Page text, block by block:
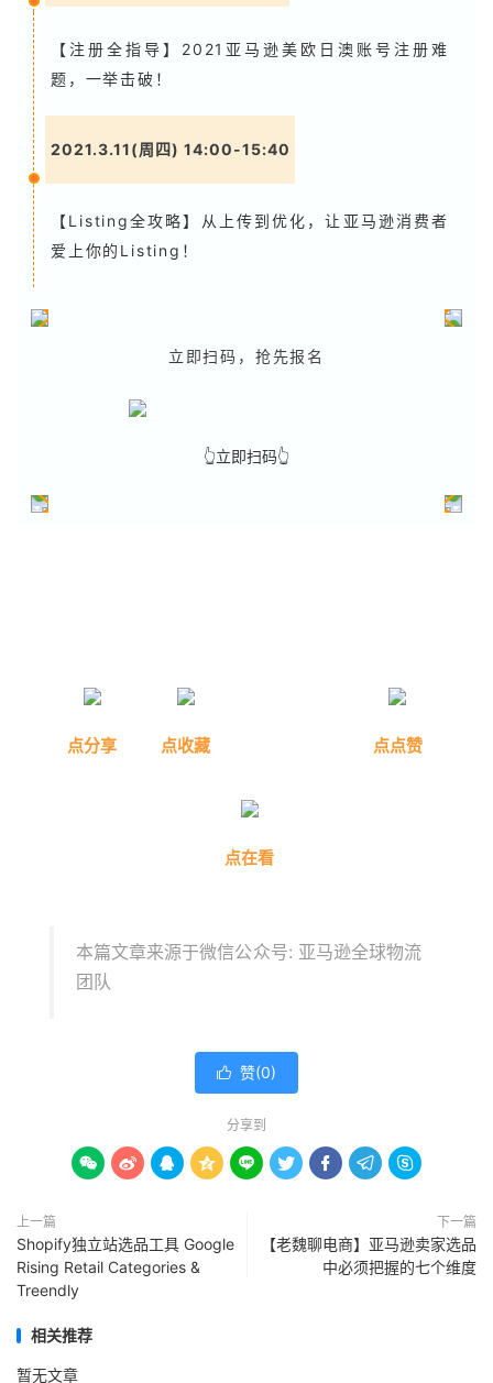
【注册全指导】2021亚马逊美欧日澳账号注册难
题，一举击破！
2021.3.11(周四) 14:00-15:40
【Listing全攻略】从上传到优化，让亚马逊消费者
爱上你的Listing！
立即扫码，抢先报名
👆立即扫码👆
点分享 点收藏 点点赞
点在看
本篇文章来源于微信公众号: 亚马逊全球物流
团队
 赞(0)
分享到
        
上一篇
Shopify独立站选品工具 Google
Rising Retail Categories &
Treendly
下一篇
【老魏聊电商】亚马逊卖家选品
中必须把握的七个维度
相关推荐
暂无文章